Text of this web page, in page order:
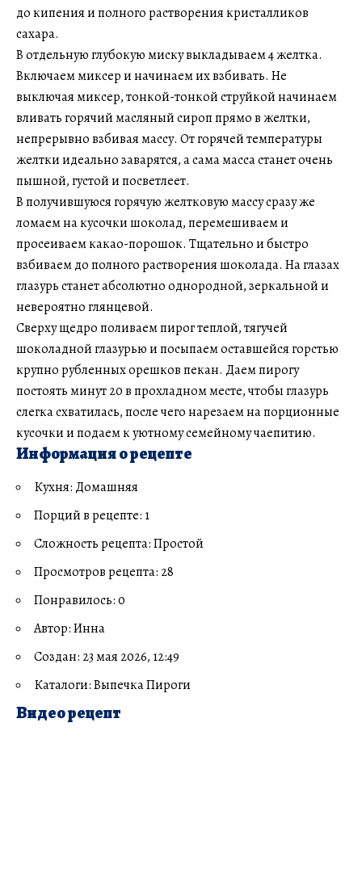
до кипения и полного растворения кристалликов
сахара.
В отдельную глубокую миску выкладываем 4 желтка.
Включаем миксер и начинаем их взбивать. Не
выключая миксер, тонкой-тонкой струйкой начинаем
вливать горячий масляный сироп прямо в желтки,
непрерывно взбивая массу. От горячей температуры
желтки идеально заварятся, а сама масса станет очень
пышной, густой и посветлеет.
В получившуюся горячую желтковую массу сразу же
ломаем на кусочки шоколад, перемешиваем и
просеиваем какао-порошок. Тщательно и быстро
взбиваем до полного растворения шоколада. На глазах
глазурь станет абсолютно однородной, зеркальной и
невероятно глянцевой.
Сверху щедро поливаем пирог теплой, тягучей
шоколадной глазурью и посыпаем оставшейся горстью
крупно рубленных орешков пекан. Даем пирогу
постоять минут 20 в прохладном месте, чтобы глазурь
слегка схватилась, после чего нарезаем на порционные
кусочки и подаем к уютному семейному чаепитию.
Информация о рецепте
Кухня: Домашняя
Порций в рецепте: 1
Сложность рецепта: Простой
Просмотров рецепта: 28
Понравилось: 0
Автор: Инна
Создан: 23 мая 2026, 12:49
Каталоги: Выпечка Пироги
Видео рецепт